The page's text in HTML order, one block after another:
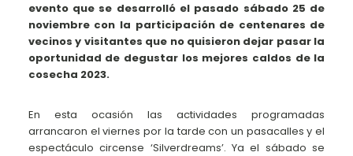
evento que se desarrolló el pasado sábado 25 de
noviembre con la participación de centenares de
vecinos y visitantes que no quisieron dejar pasar la
oportunidad de degustar los mejores caldos de la
cosecha 2023.
En esta ocasión las actividades programadas
arrancaron el viernes por la tarde con un pasacalles y el
espectáculo circense ‘Silverdreams’. Ya el sábado se